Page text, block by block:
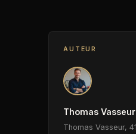
AUTEUR
Thomas Vasseur
Thomas Vasseur,